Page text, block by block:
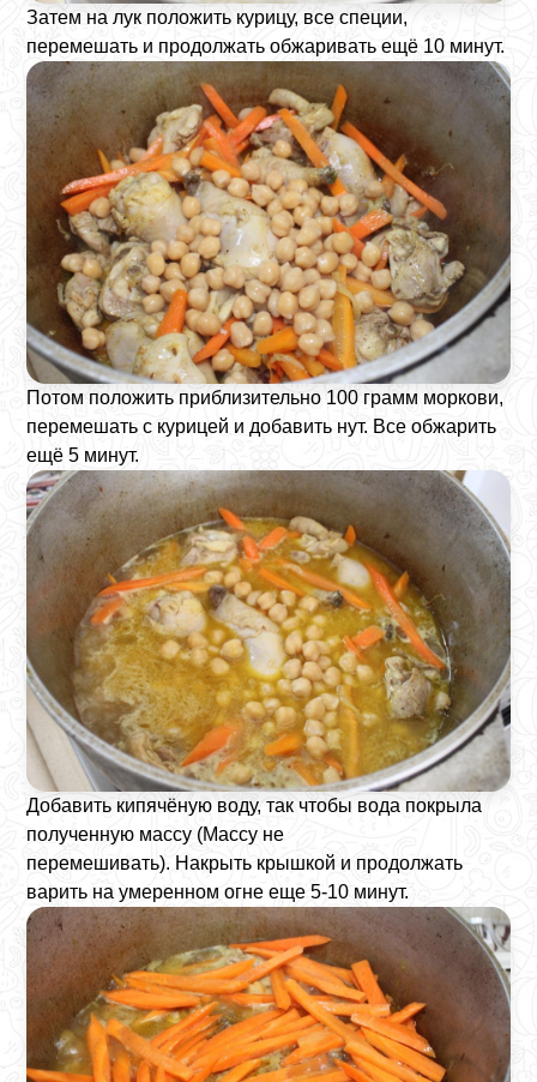
Затем на лук положить курицу, все специи,
перемешать и продолжать обжаривать ещё 10 минут.
Потом положить приблизительно 100 грамм моркови,
перемешать с курицей и добавить нут. Все обжарить
ещё 5 минут.
Добавить кипячёную воду, так чтобы вода покрыла
полученную массу (Массу не
перемешивать). Накрыть крышкой и продолжать
варить на умеренном огне еще 5-10 минут.